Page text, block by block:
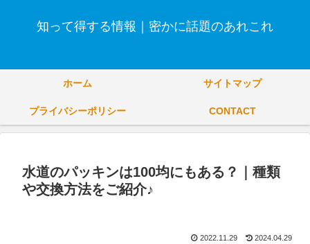
知って得する情報｜密かに話題のあれこれ
ホーム サイトマップ
プライバシーポリシー CONTACT
水道のパッキンは100均にもある？｜種類
や交換方法をご紹介♪
2022.11.29 2024.04.29